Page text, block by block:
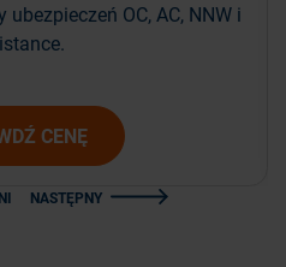
OC, AC, NNW i
CENĘ
NASTĘPNY